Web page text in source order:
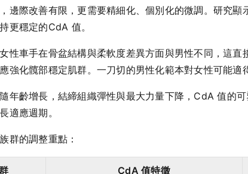
邊際改善有限，更需要精細化、個別化的微調。研究
更穩定的CdA 值。
女性車手在骨盆結構與柔軟度差異方面與男性不同，這
強化髖部穩定肌群。一刀切的男性化範本對女性可能適
隨年齡增長，結締組織彈性與最大力量下降，CdA 值的
適應週期。
群的調整重點：
CdA 值特徵